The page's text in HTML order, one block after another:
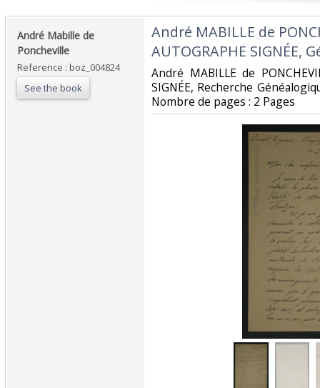
‎André Mabille de
Poncheville‎
Reference : boz_004824
See the book
‎André MABILLE de
AUTOGRAPHE SIGNÉE,
‎André MABILLE de
SIGNÉE, Recherche
Nombre de pages : 2 Pages‎